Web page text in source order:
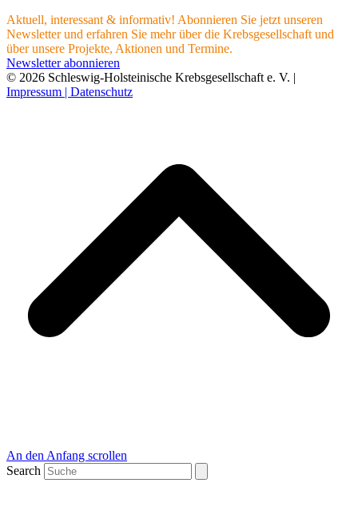
Aktuell, interessant & informativ! Abonnieren Sie jetzt unseren
Newsletter und erfahren Sie mehr über die Krebsgesellschaft und
über unsere Projekte, Aktionen und Termine.
Newsletter abonnieren
© 2026 Schleswig-Holsteinische Krebsgesellschaft e. V. |
Impressum | Datenschutz
An den Anfang scrollen
Search